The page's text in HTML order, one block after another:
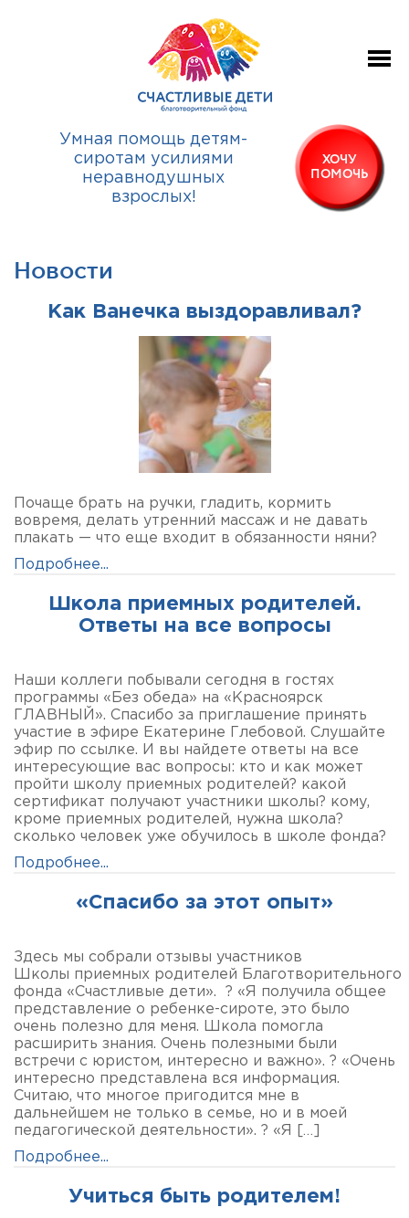
Умная помощь детям-
сиротам усилиями
неравнодушных
взрослых!
ХОЧУ
ПОМОЧЬ
Новости
Как Ванечка выздоравливал?
Почаще брать на ручки, гладить, кормить
вовремя, делать утренний массаж и не давать
плакать — что еще входит в обязанности няни?
Подробнее...
Школа приемных родителей.
Ответы на все вопросы
Наши коллеги побывали сегодня в гостях
программы «Без обеда» на «Красноярск
ГЛАВНЫЙ». Спасибо за приглашение принять
участие в эфире Екатерине Глебовой. Слушайте
эфир по ссылке. И вы найдете ответы на все
интересующие вас вопросы: кто и как может
пройти школу приемных родителей? какой
сертификат получают участники школы? кому,
кроме приемных родителей, нужна школа?
сколько человек уже обучилось в школе фонда?
Подробнее...
«Спасибо за этот опыт»
Здесь мы собрали отзывы участников
Школы приемных родителей Благотворительного
фонда «Счастливые дети». ? «Я получила общее
представление о ребенке-сироте, это было
очень полезно для меня. Школа помогла
расширить знания. Очень полезными были
встречи с юристом, интересно и важно». ? «Очень
интересно представлена вся информация.
Считаю, что многое пригодится мне в
дальнейшем не только в семье, но и в моей
педагогической деятельности». ? «Я […]
Подробнее...
Учиться быть родителем!